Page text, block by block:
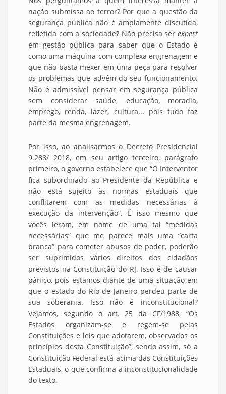
nação submissa ao terror? Por que a questão da
segurança pública não é amplamente discutida,
refletida com a sociedade? Não precisa ser expert
em gestão pública para saber que o Estado é
como uma máquina com complexa engrenagem e
que não basta mexer em uma peça para resolver
os problemas que advêm do seu funcionamento.
Não é admissível pensar em segurança pública
sem considerar saúde, educação, moradia,
emprego, renda, lazer, cultura... pois tudo faz
parte da mesma engrenagem.
Por isso, ao analisarmos o Decreto Presidencial
9.288/ 2018, em seu artigo terceiro, parágrafo
primeiro, o governo estabelece que “O Interventor
fica subordinado ao Presidente da República e
não está sujeito às normas estaduais que
conflitarem com as medidas necessárias à
execução da intervenção”. É isso mesmo que
vocês leram, em nome de uma tal “medidas
necessárias” que me parece mais uma “carta
branca” para cometer abusos de poder, poderão
ser suprimidos vários direitos dos cidadãos
previstos na Constituição do RJ. Isso é de causar
pânico, pois estamos diante de uma situação em
que o estado do Rio de Janeiro perdeu parte de
sua soberania. Isso não é inconstitucional?
Vejamos, segundo o art. 25 da CF/1988, “Os
Estados organizam-se e regem-se pelas
Constituições e leis que adotarem, observados os
princípios desta Constituição”, sendo assim, só a
Constituição Federal está acima das Constituições
Estaduais, o que confirma a inconstitucionalidade
do texto.